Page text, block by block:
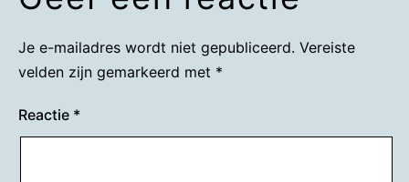
Je e-mailadres wordt niet gepubliceerd. Vereiste
velden zijn gemarkeerd met *
Reactie *